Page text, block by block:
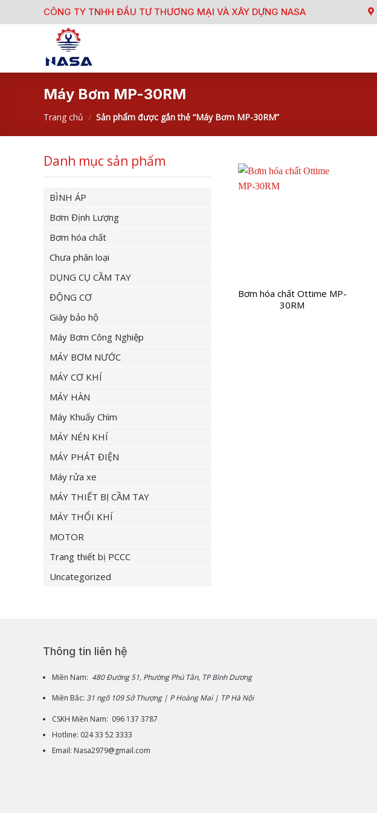
to
CÔNG TY TNHH ĐẦU TƯ THƯƠNG MẠI VÀ XÂY DỰNG NASA
Máy Bơm MP-30RM
Trang chủ / Sản phẩm được gắn thẻ “Máy Bơm MP-30RM”
Danh mục sản phẩm
BÌNH ÁP
Bơm Định Lượng
Bơm hóa chất
Chưa phân loại
DỤNG CỤ CẦM TAY
ĐỘNG CƠ
Giày bảo hộ
Máy Bơm Công Nghiệp
MÁY BƠM NƯỚC
MÁY CƠ KHÍ
MÁY HÀN
Máy Khuấy Chìm
MÁY NÉN KHÍ
MÁY PHÁT ĐIỆN
Máy rửa xe
MÁY THIẾT BỊ CẦM TAY
MÁY THỔI KHÍ
MOTOR
Trang thiết bị PCCC
Uncategorized
Bơm hóa chất Ottime MP-
30RM
Thông tin liên hệ
Miền Nam: 480 Đường 51, Phường Phú Tân, TP Bình Dương
Miền Bắc: 31 ngõ 109 Sở Thượng | P Hoàng Mai | TP Hà Nội
CSKH Miền Nam: 096 137 3787
Hotline: 024 33 52 3333
Email: Nasa2979@gmail.com